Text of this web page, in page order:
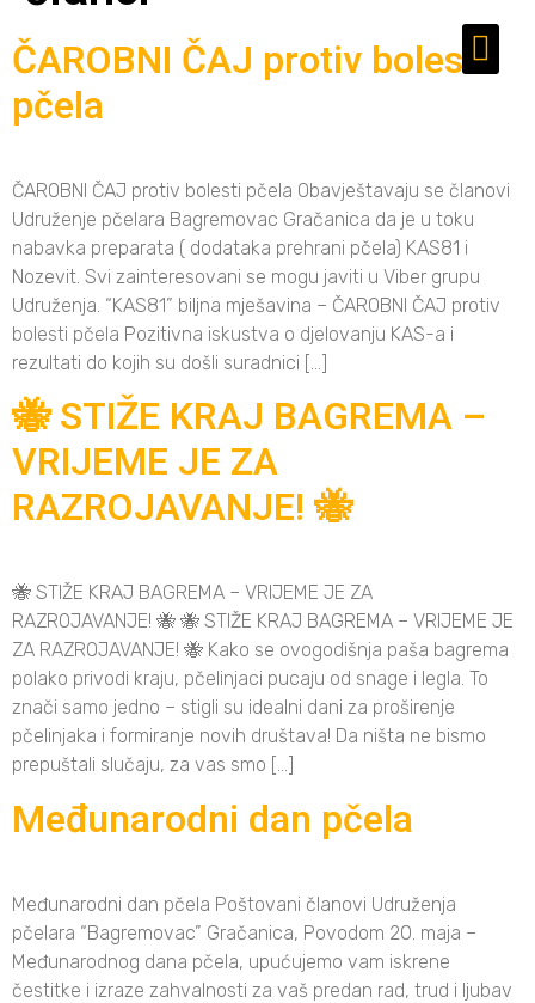
ČAROBNI ČAJ protiv bolesti
pčela
ČAROBNI ČAJ protiv bolesti pčela Obavještavaju se članovi
Udruženje pčelara Bagremovac Gračanica da je u toku
nabavka preparata ( dodataka prehrani pčela) KAS81 i
Nozevit. Svi zainteresovani se mogu javiti u Viber grupu
Udruženja. “KAS81” biljna mješavina – ČAROBNI ČAJ protiv
bolesti pčela Pozitivna iskustva o djelovanju KAS-a i
rezultati do kojih su došli suradnici […]
🐝 STIŽE KRAJ BAGREMA –
VRIJEME JE ZA
RAZROJAVANJE! 🐝
🐝 STIŽE KRAJ BAGREMA – VRIJEME JE ZA
RAZROJAVANJE! 🐝 🐝 STIŽE KRAJ BAGREMA – VRIJEME JE
ZA RAZROJAVANJE! 🐝 Kako se ovogodišnja paša bagrema
polako privodi kraju, pčelinjaci pucaju od snage i legla. To
znači samo jedno – stigli su idealni dani za proširenje
pčelinjaka i formiranje novih društava! Da ništa ne bismo
prepuštali slučaju, za vas smo […]
Međunarodni dan pčela
Međunarodni dan pčela Poštovani članovi Udruženja
pčelara “Bagremovac” Gračanica, Povodom 20. maja –
Međunarodnog dana pčela, upućujemo vam iskrene
čestitke i izraze zahvalnosti za vaš predan rad, trud i ljubav